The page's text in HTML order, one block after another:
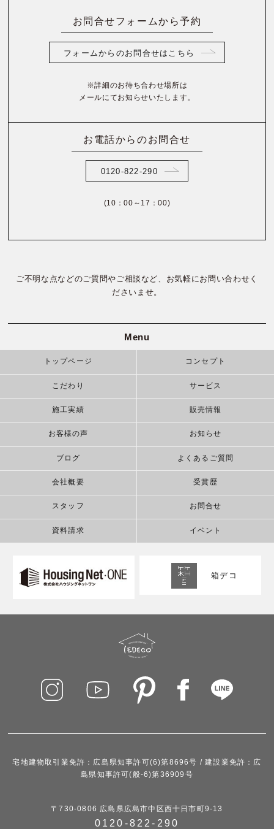
お問合せフォームから予約
フォームからのお問合せはこちら
※詳細のお待ち合わせ場所は
メールにてお知らせいたします。
お電話からのお問合せ
0120-822-290
(10：00～17：00)
ご不明な点などのご質問やご相談など、お気軽にお問い合わせく
ださいませ。
Menu
トップページ コンセプト
こだわり サービス
施工実績 販売情報
お客様の声 お知らせ
ブログ よくあるご質問
会社概要 受賞歴
スタッフ お問合せ
資料請求 イベント
箱デコ
宅地建物取引業免許：広島県知事許可(6)第8696号 / 建設業免許：広
島県知事許可(般-6)第36909号
〒730-0806 広島県広島市中区西十日市町9-13
0120-822-290